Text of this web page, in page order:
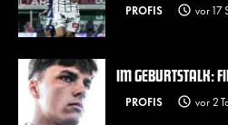
PROFIS vor 17
IM GEBURTSTALK:
PROFIS vor 2